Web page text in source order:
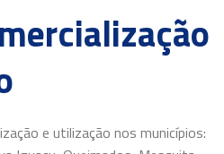
e utilização nos municípios: